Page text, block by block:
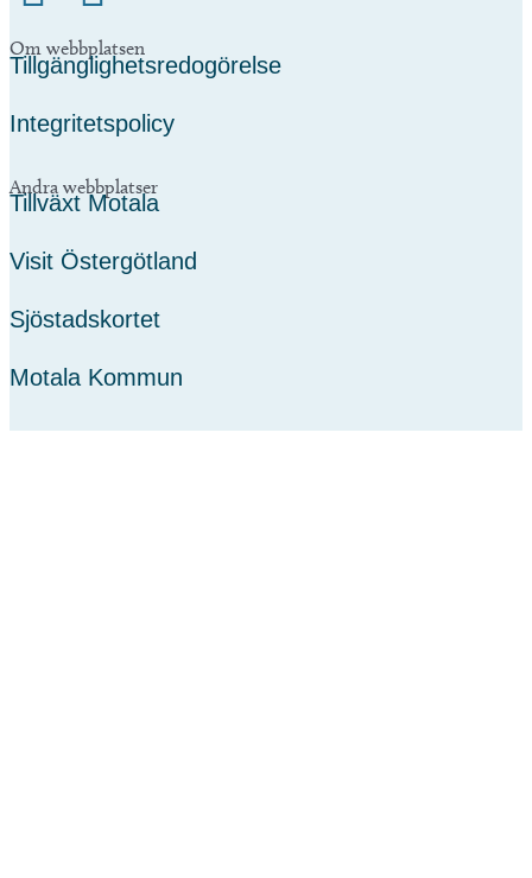
Om webbplatsen
Tillgänglighetsredogörelse
Integritetspolicy
Andra webbplatser
Tillväxt Motala
Visit Östergötland
Sjöstadskortet
Motala Kommun